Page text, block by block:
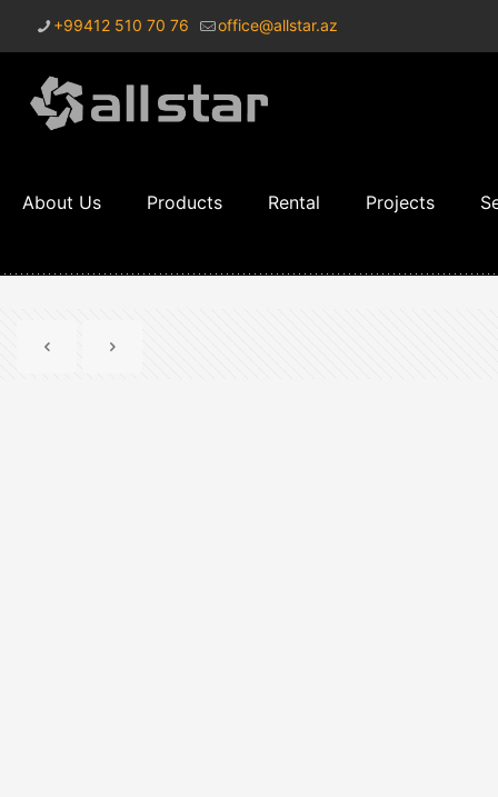
+99412 510 70 76 office@allstar.az
About Us Products Rental Projects